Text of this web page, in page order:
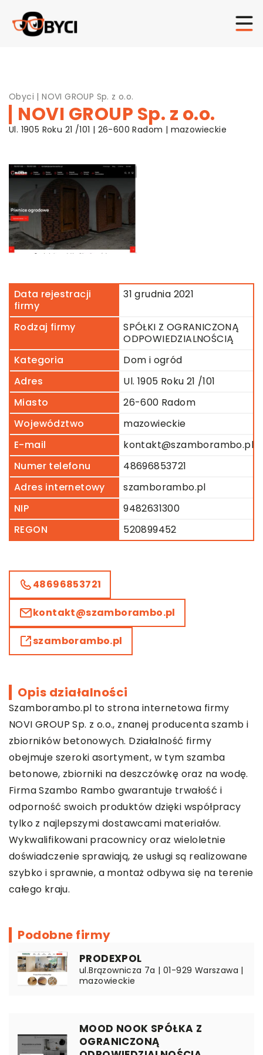
Obyci |NOVI GROUP Sp. z o.o.
NOVI GROUP Sp. z o.o.
Ul. 1905 Roku 21 /101 | 26-600 Radom | mazowieckie
Data rejestracji
firmy
31 grudnia 2021
Rodzaj firmy
SPÓŁKI Z OGRANICZONĄ
ODPOWIEDZIALNOŚCIĄ
Kategoria
Dom i ogród
Adres
Ul. 1905 Roku 21 /101
Miasto
26-600 Radom
Województwo
mazowieckie
E-mail
kontakt@szamborambo.pl
Numer telefonu
48696853721
Adres internetowy
szamborambo.pl
NIP
9482631300
REGON
520899452
48696853721
kontakt@szamborambo.pl
szamborambo.pl
Opis działalności
Szamborambo.pl to strona internetowa firmy
NOVI GROUP Sp. z o.o., znanej producenta szamb i
zbiorników betonowych. Działalność firmy
obejmuje szeroki asortyment, w tym szamba
betonowe, zbiorniki na deszczówkę oraz na wodę.
FirmaSzambo Rambo gwarantuje trwałość i
odporność swoich produktów dzięki współpracy
tylko z najlepszymi dostawcami materiałów.
Wykwalifikowani pracownicy oraz wieloletnie
doświadczenie sprawiają, że usługi są realizowane
szybko i sprawnie, a montaż odbywa się na terenie
całego kraju.
Podobne firmy
PRODEXPOL
ul.Brązownicza 7a | 01-929 Warszawa |
mazowieckie
MOOD NOOK SPÓŁKA Z
OGRANICZONĄ